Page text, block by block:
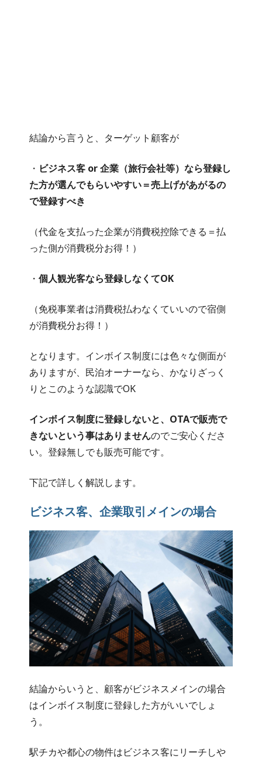
結論から言うと、ターゲット顧客が
・ ビジネス客 or 企業（旅行会社等）なら登録し
た方が選んでもらいやすい＝売上げがあがるの
で登録すべき
（代金を支払った企業が消費税控除できる＝払
った側が消費税分お得！）
・ 個人観光客なら登録しなくてOK
（免税事業者は消費税払わなくていいので宿側
が消費税分お得！）
となります。インボイス制度には色々な側面が
ありますが、民泊オーナーなら、かなりざっく
りとこのような認識でOK
インボイス制度に登録しないと、OTAで販売で
きないという事はありませんのでご安心くださ
い。登録無しでも販売可能です。
下記で詳しく解説します。
ビジネス客、企業取引メインの場合
結論からいうと、顧客がビジネスメインの場合
はインボイス制度に登録した方がいいでしょ
う。
駅チカや都心の物件はビジネス客にリーチしや